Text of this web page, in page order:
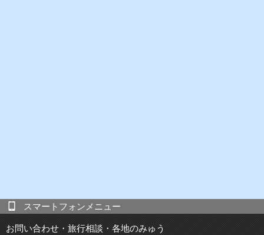
スマートフォンメニュー
お問い合わせ・旅行相談・各地のみゅう